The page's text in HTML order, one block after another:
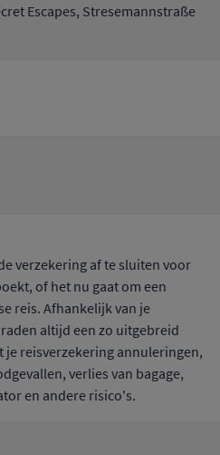
Escapes, Stresemannstraße
verzekering af te sluiten voor
of het nu gaat om een
reis. Afhankelijk van je
altijd een zo uitgebreid
je reisverzekering annuleringen,
verlies van bagage,
en andere risico's.